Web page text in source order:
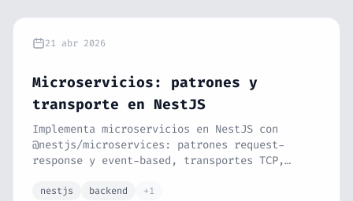
21 abr 2026
Microservicios: patrones y
transporte en NestJS
Implementa microservicios en NestJS con
@nestjs/microservices: patrones request-
response y event-based, transportes TCP,
combinan HTTP + microservicios, comunicación
nestjs backend +1